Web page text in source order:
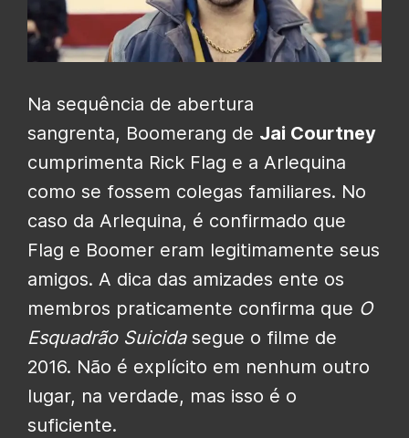
Na sequência de abertura
sangrenta, Boomerang de Jai Courtney
cumprimenta Rick Flag e a Arlequina
como se fossem colegas familiares. No
caso da Arlequina, é confirmado que
Flag e Boomer eram legitimamente seus
amigos. A dica das amizades ente os
membros praticamente confirma que O
Esquadrão Suicidasegue o filme de
2016. Não é explícito em nenhum outro
lugar, na verdade, mas isso é o
suficiente.